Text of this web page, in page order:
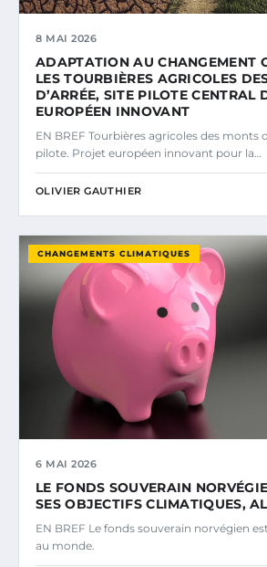
8 MAI 2026
ADAPTATION AU CHANGEMENT
LES TOURBIÈRES AGRICOLES
D’ARRÉE, SITE PILOTE CENTRAL
EUROPÉEN INNOVANT
EN BREF Tourbières agricoles des monts
pilote. Projet européen innovant pour la…
OLIVIER GAUTHIER
CHANGEMENTS CLIMATIQUES
6 MAI 2026
LE FONDS SOUVERAIN
SES OBJECTIFS CLIMATIQUES,
EN BREF Le fonds souverain norvégien
au monde.